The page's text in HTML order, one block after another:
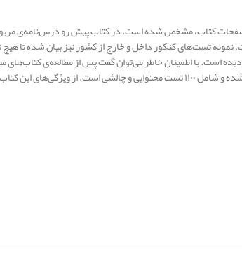
صفحات کتاب، مشخص شده است. در کتاب پیش رو درس‌نامه‌ی
نمونه‌ تست‌های کنکور داخل و خارج از کشور نیز بیان شده
با اطمینان خاطر می‌توان گفت پس از مطالعه‌ی کتاب‌های